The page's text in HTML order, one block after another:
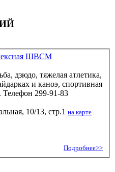
ШВСМ
дзюдо, тяжелая атлетика,
и каноэ, спортивная
Телефон 299-91-83
10/13, стр.1 на карте
Подробнее>>